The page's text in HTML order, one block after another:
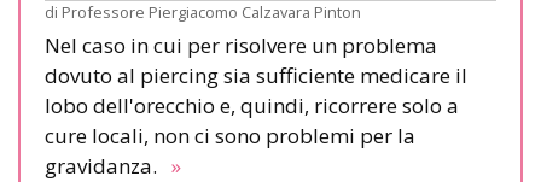
di Professore Piergiacomo Calzavara Pinton
Nel caso in cui per risolvere un problema
dovuto al piercing sia sufficiente medicare il
lobo dell'orecchio e, quindi, ricorrere solo a
cure locali, non ci sono problemi per la
gravidanza. »